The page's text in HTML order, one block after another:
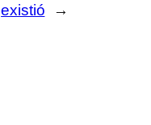
existió
→